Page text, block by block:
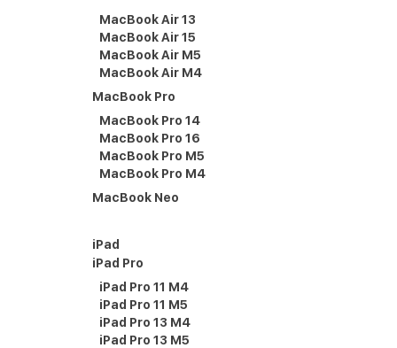
MacBook Air 13
MacBook Air 15
MacBook Air M5
MacBook Air M4
MacBook Pro
MacBook Pro 14
MacBook Pro 16
MacBook Pro M5
MacBook Pro M4
MacBook Neo
iPad
iPad Pro
iPad Pro 11 M4
iPad Pro 11 M5
iPad Pro 13 M4
iPad Pro 13 M5